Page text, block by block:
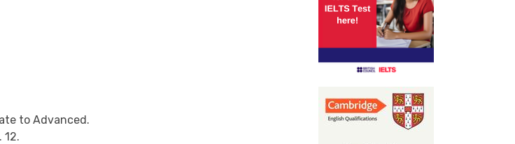
to Advanced.
12.